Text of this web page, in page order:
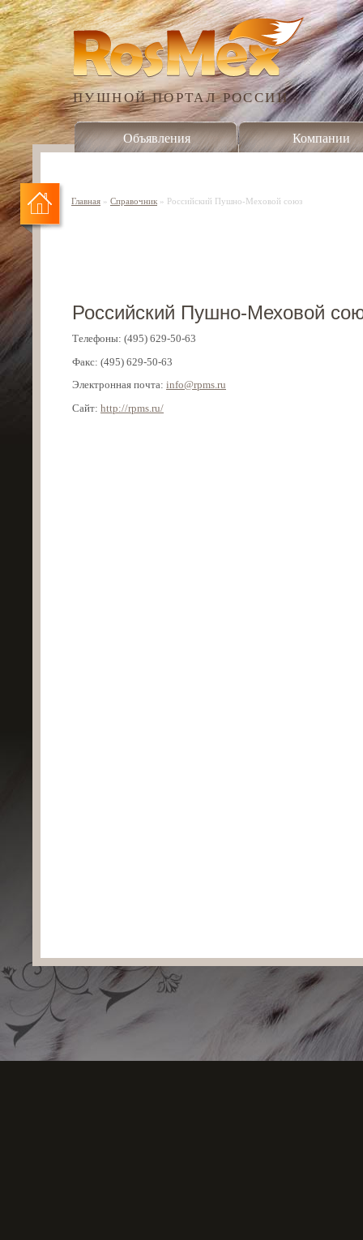
ПУШНОЙ ПОРТАЛ РОССИИ
Объявления Компании
Главная » Справочник » Российский Пушно-Меховой союз
Российский Пушно-Меховой
Телефоны: (495) 629-50-63
Факс: (495) 629-50-63
Электронная почта: info@rpms.ru
Сайт: http://rpms.ru/